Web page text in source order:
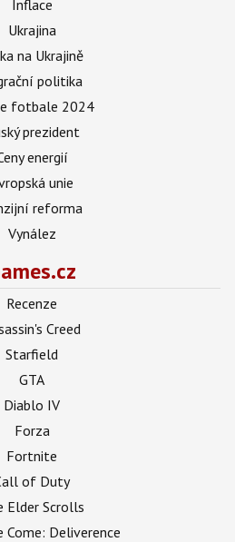
Inflace
Ukrajina
na Ukrajině
politika
fotbale 2024
prezident
energií
unie
reforma
Vynález
Recenze
Creed
Starfield
GTA
Diablo IV
Forza
Fortnite
of Duty
Elder Scrolls
Come: Deliverence